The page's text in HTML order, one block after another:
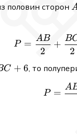
половин сторон
P =
2
AB
+
2
+ 6, то
P = A